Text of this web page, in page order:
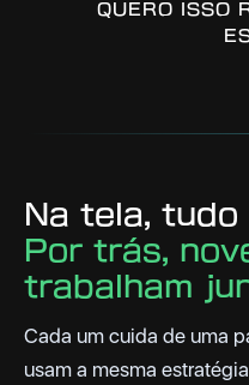
QUERO ISSO
Na tela,
Por trás,
trabalham
Cada um cuida de uma
usam a mesma